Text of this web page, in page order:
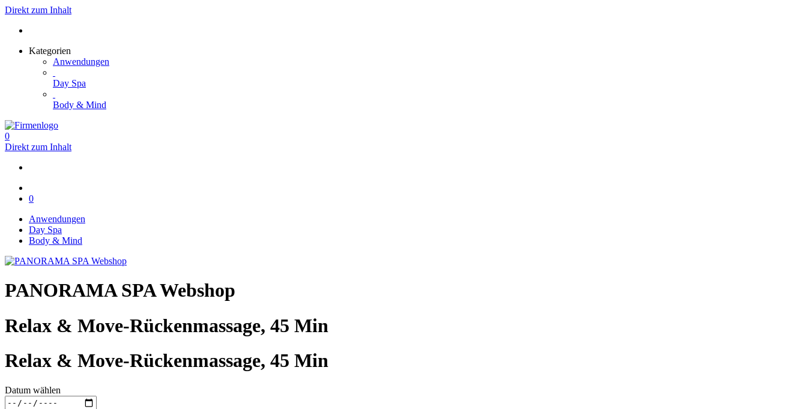
Direkt zum Inhalt
Kategorien
Anwendungen
Day Spa
Body & Mind
0
Direkt zum Inhalt
0
Anwendungen
Day Spa
Body & Mind
PANORAMA SPA Webshop
Relax & Move-Rückenmassage, 45 Min
Relax & Move-Rückenmassage, 45 Min
Datum wählen